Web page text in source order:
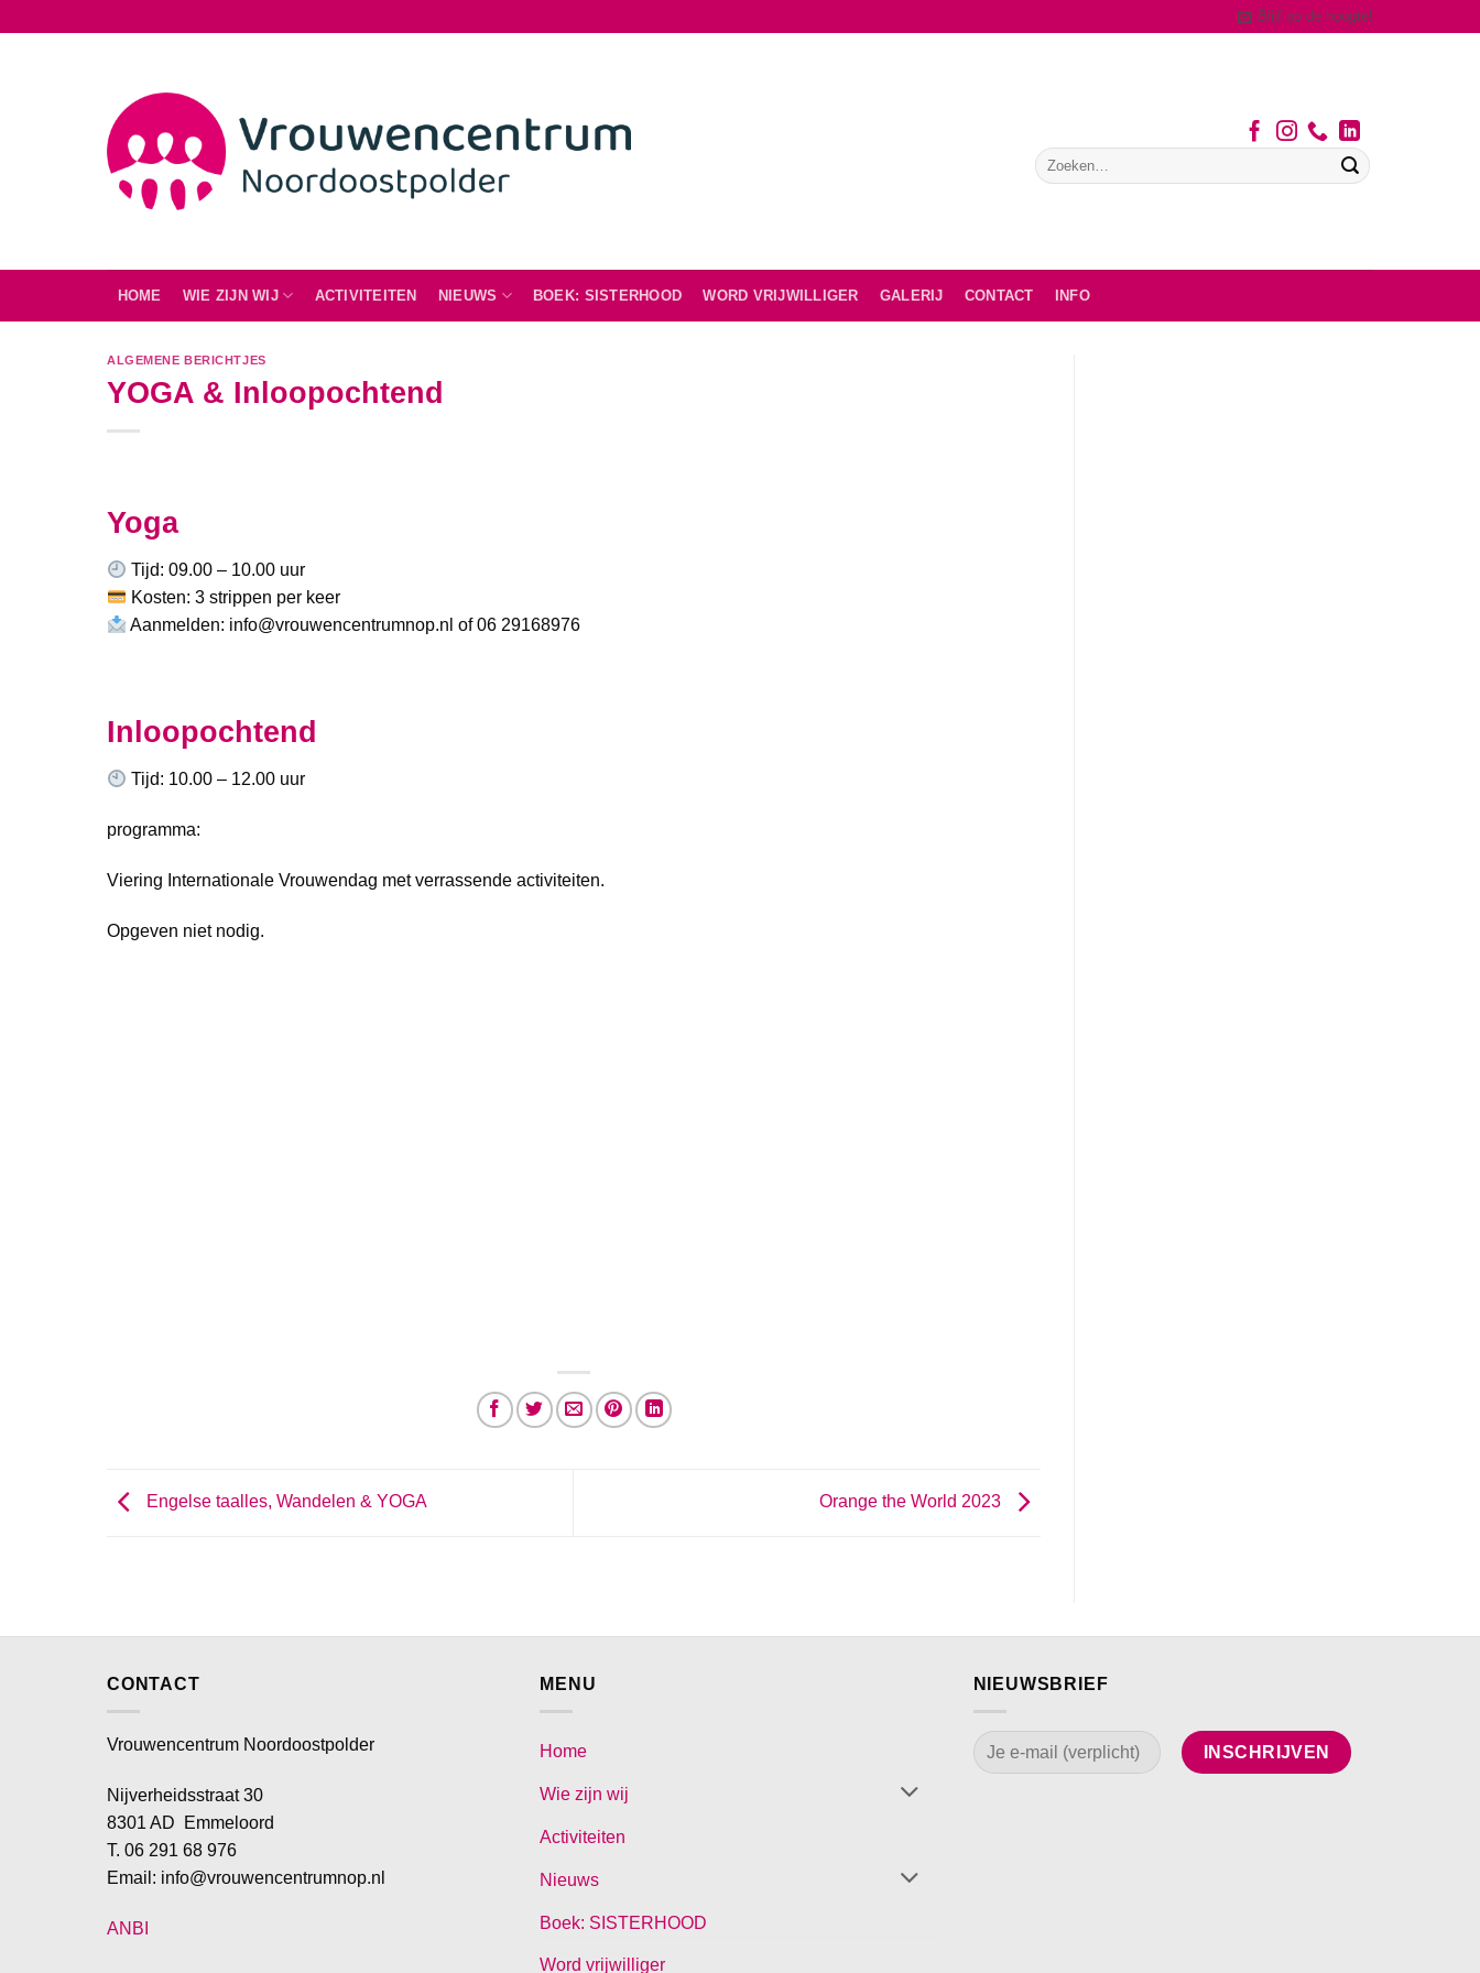
Blijf op de hoogte!
HOME WIE ZIJN WIJ ACTIVITEITEN NIEUWS BOEK: SISTERHOOD WORD VRIJWILLIGER GALERIJ CONTACT INFO
ALGEMENE BERICHTJES
YOGA & Inloopochtend
Yoga
Tijd: 09.00 – 10.00 uur
Kosten: 3 strippen per keer
Aanmelden: info@vrouwencentrumnop.nl of 06 29168976
Inloopochtend
Tijd: 10.00 – 12.00 uur
programma:
Viering Internationale Vrouwendag met verrassende activiteiten.
Opgeven niet nodig.
Engelse taalles, Wandelen & YOGA Orange the World 2023
CONTACT
Vrouwencentrum Noordoostpolder
Nijverheidsstraat 30
8301 AD Emmeloord
T. 06 291 68 976
Email: info@vrouwencentrumnop.nl
ANBI
MENU
Home
Wie zijn wij
Activiteiten
Nieuws
Boek: SISTERHOOD
Word vrijwilliger
NIEUWSBRIEF